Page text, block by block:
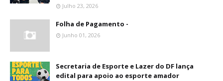
Julho 23, 2026
Folha de Pagamento -
Junho 01, 2026
Secretaria de Esporte e Lazer do DF lança
edital para apoio ao esporte amador